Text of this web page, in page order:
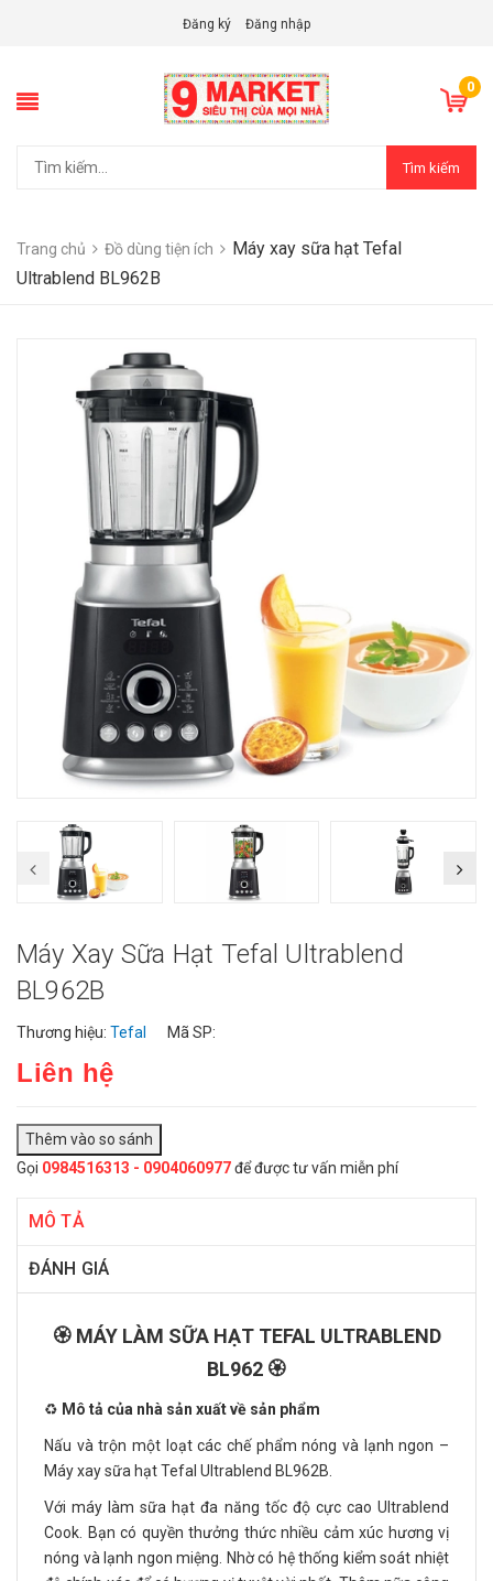
Đăng ký Đăng nhập
0
Tìm kiếm
Trang chủ Đồ dùng tiện ích
Máy xay sữa hạt Tefal
Ultrablend BL962B
Máy Xay Sữa Hạt Tefal Ultrablend
BL962B
Thương hiệu: Tefal Mã SP:
Liên hệ
Gọi 0984516313 - 0904060977để được tư vấn miễn phí
MÔ TẢ
ĐÁNH GIÁ
🏵️ MÁY LÀM SỮA HẠT TEFAL ULTRABLEND
BL962 🏵️
♻️ Mô tả của nhà sản xuất về sản phẩm
Nấu và trộn một loạt các chế phẩm nóng và lạnh ngon –
Máy xay sữa hạt Tefal Ultrablend BL962B.
Với máy làm sữa hạt đa năng tốc độ cực cao Ultrablend
Cook. Bạn có quyền thưởng thức nhiều cảm xúc hương vị
nóng và lạnh ngon miệng. Nhờ có hệ thống kiểm soát nhiệt